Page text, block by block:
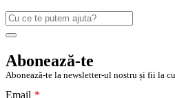
Caută
după:
Search
Abonează-te
Abonează-te la newsletter-ul nostru și fii la
Email *